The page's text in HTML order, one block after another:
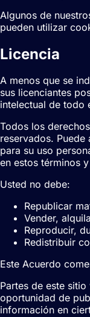
Algunos de
pueden utilizar
Licencia
A menos que se
sus licenciantes
intelectual de todo
Todos los
reservados.
para su uso
en estos términos
Usted no debe:
Republicar
Vender,
Reproducir,
Redistribuir
Este Acuerdo
Partes de este
oportunidad de
información en